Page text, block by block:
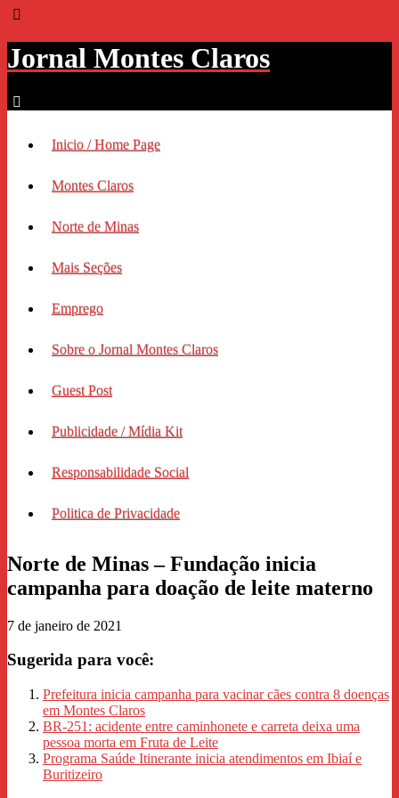
Jornal Montes Claros
Inicio / Home Page
Montes Claros
Norte de Minas
Mais Seções
Emprego
Sobre o Jornal Montes Claros
Guest Post
Publicidade / Mídia Kit
Responsabilidade Social
Politica de Privacidade
Norte de Minas – Fundação inicia
campanha para doação de leite materno
7 de janeiro de 2021
Sugerida para você:
Prefeitura inicia campanha para vacinar cães contra 8 doenças
em Montes Claros
BR-251: acidente entre caminhonete e carreta deixa uma
pessoa morta em Fruta de Leite
Programa Saúde Itinerante inicia atendimentos em Ibiaí e
Buritizeiro